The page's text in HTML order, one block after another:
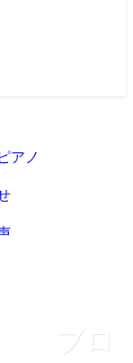
アノ
ブロ